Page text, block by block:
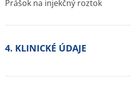
Prášok na injekčný roztok
4. KLINICKÉ ÚDAJE